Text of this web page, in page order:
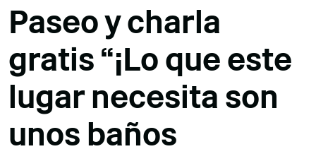
Paseo y charla
gratis “¡Lo que este
lugar necesita son
unos baños